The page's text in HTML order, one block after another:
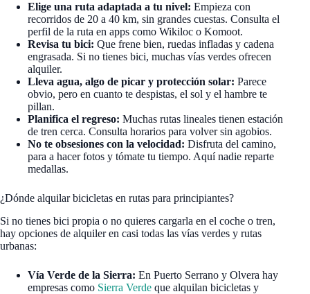
Elige una ruta adaptada a tu nivel: Empieza con
recorridos de 20 a 40 km, sin grandes cuestas. Consulta el
perfil de la ruta en apps como Wikiloc o Komoot.
Revisa tu bici: Que frene bien, ruedas infladas y cadena
engrasada. Si no tienes bici, muchas vías verdes ofrecen
alquiler.
Lleva agua, algo de picar y protección solar: Parece
obvio, pero en cuanto te despistas, el sol y el hambre te
pillan.
Planifica el regreso: Muchas rutas lineales tienen estación
de tren cerca. Consulta horarios para volver sin agobios.
No te obsesiones con la velocidad: Disfruta del camino,
para a hacer fotos y tómate tu tiempo. Aquí nadie reparte
medallas.
¿Dónde alquilar bicicletas en rutas para principiantes?
Si no tienes bici propia o no quieres cargarla en el coche o tren,
hay opciones de alquiler en casi todas las vías verdes y rutas
urbanas:
Vía Verde de la Sierra: En Puerto Serrano y Olvera hay
empresas como Sierra Verde que alquilan bicicletas y